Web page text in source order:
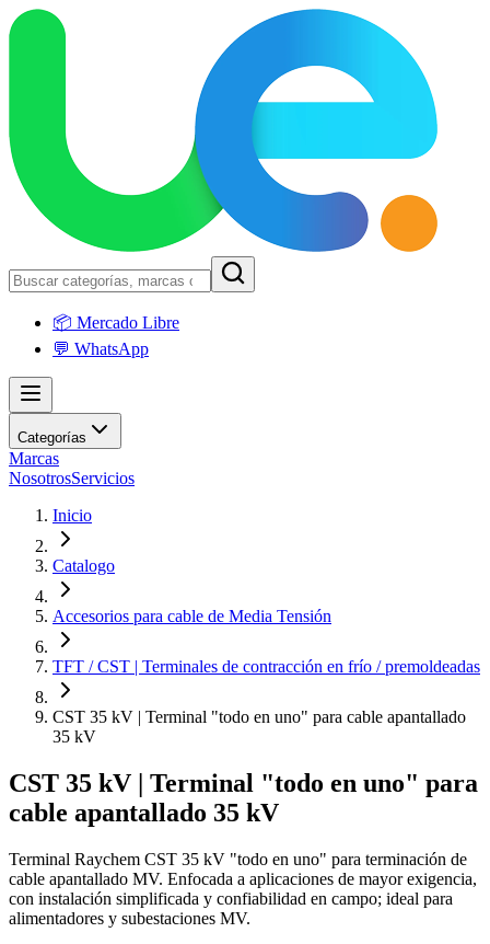
📦 Mercado Libre
💬 WhatsApp
Categorías
Marcas
NosotrosServicios
Inicio
Catalogo
Accesorios para cable de Media Tensión
TFT / CST | Terminales de contracción en frío / premoldeadas
CST 35 kV | Terminal "todo en uno" para cable apantallado
35 kV
CST 35 kV | Terminal "todo en uno" para
cable apantallado 35 kV
Terminal Raychem CST 35 kV "todo en uno" para terminación de
cable apantallado MV. Enfocada a aplicaciones de mayor exigencia,
con instalación simplificada y confiabilidad en campo; ideal para
alimentadores y subestaciones MV.